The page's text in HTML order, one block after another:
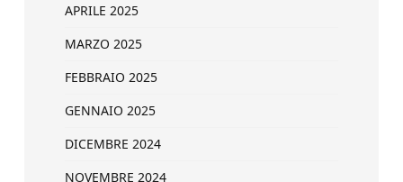
APRILE 2025
MARZO 2025
FEBBRAIO 2025
GENNAIO 2025
DICEMBRE 2024
NOVEMBRE 2024